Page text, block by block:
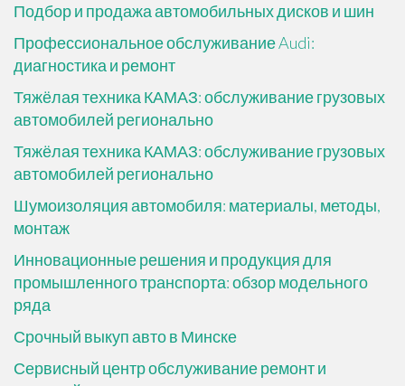
Подбор и продажа автомобильных дисков и шин
Профессиональное обслуживание Audi:
диагностика и ремонт
Тяжёлая техника КАМАЗ: обслуживание грузовых
автомобилей регионально
Тяжёлая техника КАМАЗ: обслуживание грузовых
автомобилей регионально
Шумоизоляция автомобиля: материалы, методы,
монтаж
Инновационные решения и продукция для
промышленного транспорта: обзор модельного
ряда
Срочный выкуп авто в Минске
Сервисный центр обслуживание ремонт и